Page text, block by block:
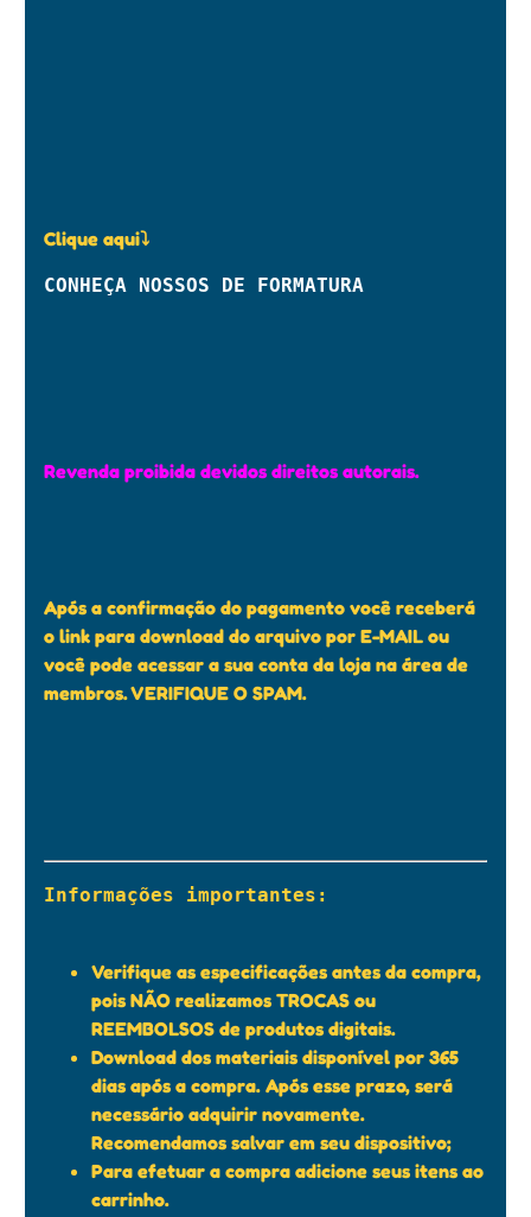
Clique aqui⤵
CONHEÇA NOSSOS DE FORMATURA
Revenda proibida devidos direitos autorais.
Após a confirmação do pagamento você receberá
o link para download do arquivo por E-MAIL ou
você pode acessar a sua conta da loja na área de
membros. VERIFIQUE O SPAM.
Informações importantes:
Verifique as especificações antes da compra,
pois NÃO realizamos TROCAS ou
REEMBOLSOS de produtos digitais.
Download dos materiais disponível por 365
dias após a compra. Após esse prazo, será
necessário adquirir novamente.
Recomendamos salvar em seu dispositivo;
Para efetuar a compra adicione seus itens ao
carrinho.